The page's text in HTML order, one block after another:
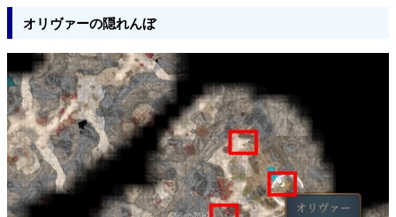
オリヴァーの隠れんぼ